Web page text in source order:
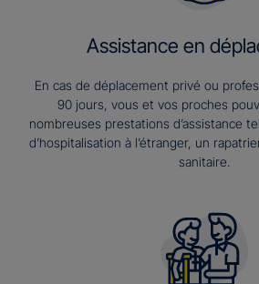
Assistance en
En cas de déplacement privé ou
90 jours, vous et vos proches
nombreuses prestations d’assistance
d’hospitalisation à l’étranger, un
sanitaire.